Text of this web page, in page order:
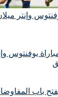
وإنتر
لمباراة يوفنتوس
يفتح باب